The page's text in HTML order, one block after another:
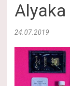
24.07.2019